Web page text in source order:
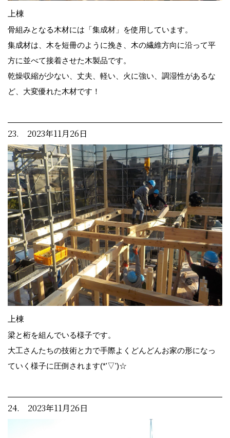
上棟
骨組みとなる木材には「集成材」を使用しています。
集成材は、木を短冊のように挽き、木の繊維方向に沿って平
方に並べて接着させた木製品です。
乾燥収縮が少ない、丈夫、軽い、火に強い、調湿性があるな
ど、大変優れた木材です！
23. 2023年11月26日
上棟
梁と桁を組んでいる様子です。
大工さんたちの技術と力で手際よくどんどんお家の形になっ
ていく様子に圧倒されます(*'▽')☆
24. 2023年11月26日